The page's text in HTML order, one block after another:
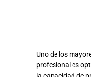
Uno de los
profesional es